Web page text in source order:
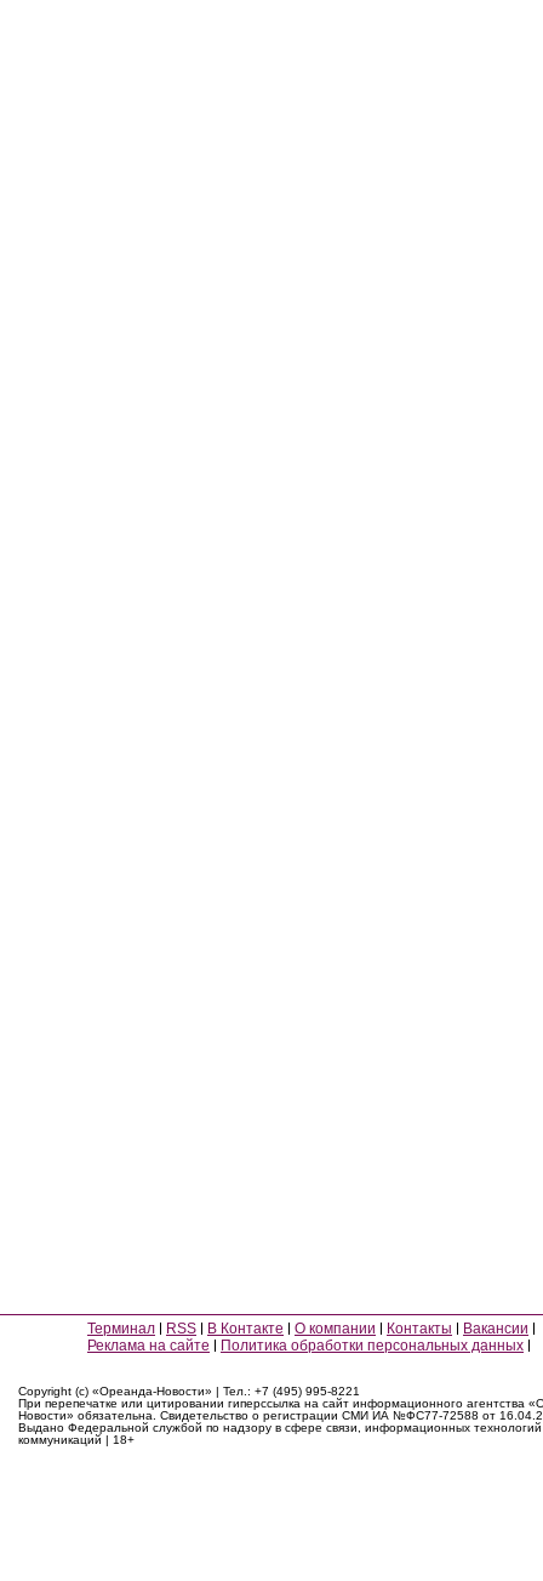
Терминал RSS В Контакте О компании Контакты
Вакансии
Реклама на сайте
Политика обработки персональных данных
Copyright (c) «Ореанда-Новости» | Тел.: +7 (495) 995-8221
При перепечатке или цитировании гиперссылка на сайт информационного агентства
Новости» обязательна. Свидетельство о регистрации СМИ ИА №ФС77-72588 от
Выдано Федеральной службой по надзору в сфере связи, информационных
коммуникаций | 18+